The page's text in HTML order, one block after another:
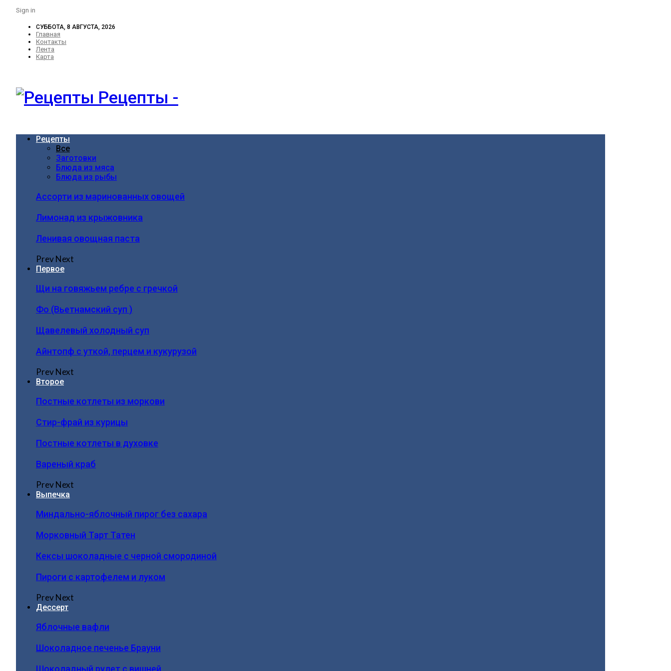
Sign in
СУББОТА, 8 АВГУСТА, 2026
Главная
Контакты
Лента
Карта
Рецепты -
Рецепты
Все
Заготовки
Блюда из мяса
Блюда из рыбы
Ассорти из маринованных овощей
Лимонад из крыжовника
Ленивая овощная паста
PrevNext
Первое
Щи на говяжьем ребре с гречкой
Фо (Вьетнамский суп )
Щавелевый холодный суп
Айнтопф с уткой, перцем и кукурузой
PrevNext
Второе
Постные котлеты из моркови
Стир-фрай из курицы
Постные котлеты в духовке
Вареный краб
PrevNext
Выпечка
Миндально-яблочный пирог без сахара
Морковный Тарт Татен
Кексы шоколадные с черной смородиной
Пироги c картофелем и луком
PrevNext
Дессерт
Яблочные вафли
Шоколадное печенье Брауни
Шоколадный рулет с вишней